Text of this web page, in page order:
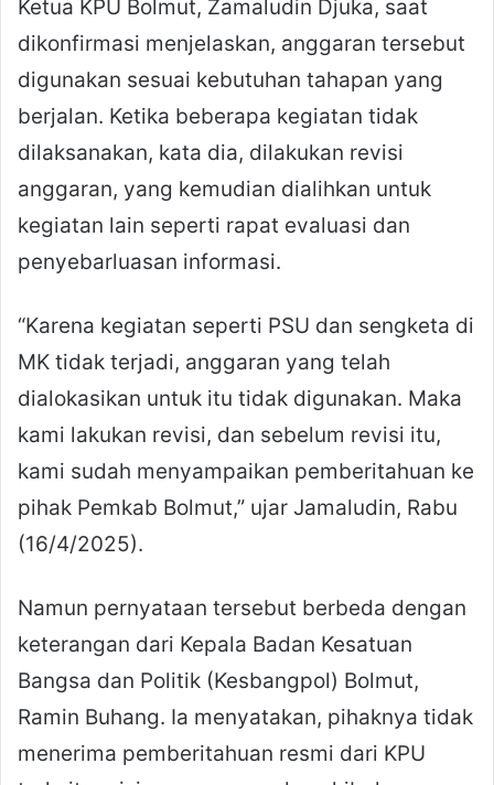
Ketua KPU Bolmut, Zamaludin Djuka, saat
dikonfirmasi menjelaskan, anggaran tersebut
digunakan sesuai kebutuhan tahapan yang
berjalan. Ketika beberapa kegiatan tidak
dilaksanakan, kata dia, dilakukan revisi
anggaran, yang kemudian dialihkan untuk
kegiatan lain seperti rapat evaluasi dan
penyebarluasan informasi.
“Karena kegiatan seperti PSU dan sengketa di
MK tidak terjadi, anggaran yang telah
dialokasikan untuk itu tidak digunakan. Maka
kami lakukan revisi, dan sebelum revisi itu,
kami sudah menyampaikan pemberitahuan ke
pihak Pemkab Bolmut,” ujar Jamaludin, Rabu
(16/4/2025).
Namun pernyataan tersebut berbeda dengan
keterangan dari Kepala Badan Kesatuan
Bangsa dan Politik (Kesbangpol) Bolmut,
Ramin Buhang. Ia menyatakan, pihaknya tidak
menerima pemberitahuan resmi dari KPU